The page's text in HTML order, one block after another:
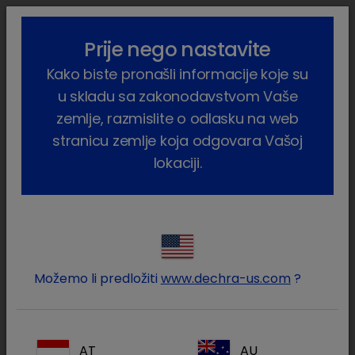
lock_outline search menu
Proizvodi
Farmaceutski proizvodi
Ophtocycline
lockPrijavite se na Vaš Dechra
Prije nego nastavite
Kako biste pronašli informacije koje su
u skladu sa zakonodavstvom Vaše
zemlje, razmislite o odlasku na web
stranicu zemlje koja odgovara Vašoj
lokaciji.
Možemo li predložiti www.dechra-us.com ?
AT AU